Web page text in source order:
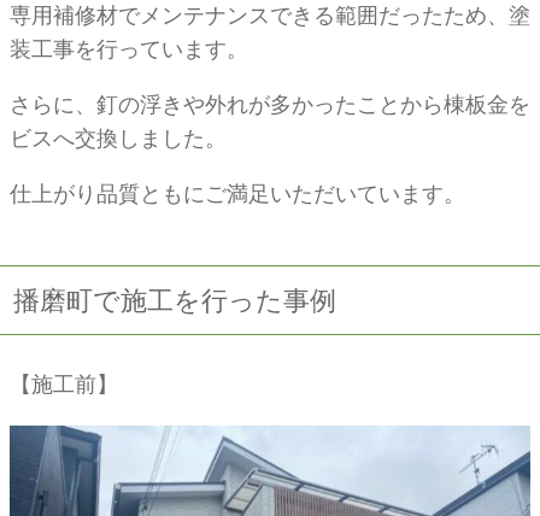
専用補修材でメンテナンスできる範囲だったため、塗
装工事を行っています。
さらに、釘の浮きや外れが多かったことから棟板金を
ビスへ交換しました。
仕上がり品質ともにご満足いただいています。
播磨町で施工を行った事例
【施工前】